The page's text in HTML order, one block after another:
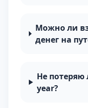
Можно ли
денег на
Не потеряю
year?